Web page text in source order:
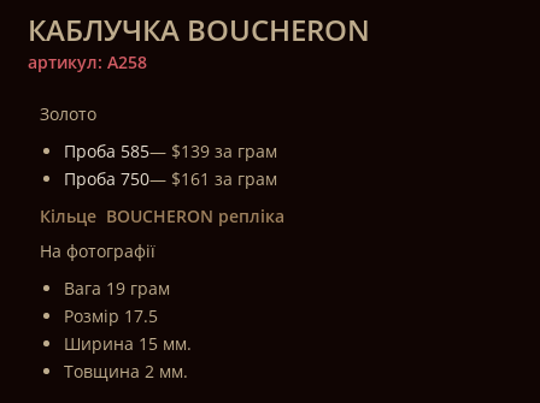
КАБЛУЧКА BOUCHERON
артикул: A258
Золото
Проба 585— $139 за грам
Проба 750— $161 за грам
Кільце BOUCHERON репліка
На фотографії
Вага 19 грам
Розмір 17.5
Ширина 15 мм.
Товщина 2 мм.